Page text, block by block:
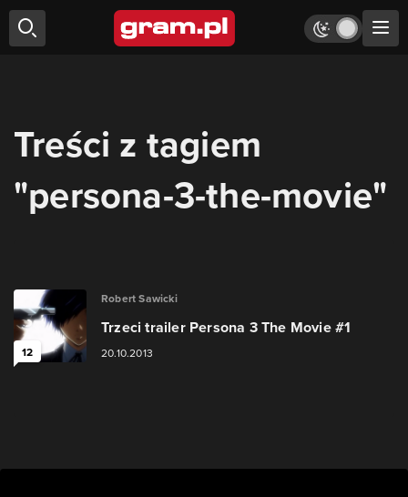
Treści z tagiem
"persona-3-the-movie"
12
Robert Sawicki
Trzeci trailer Persona 3 The Movie #1
20.10.2013